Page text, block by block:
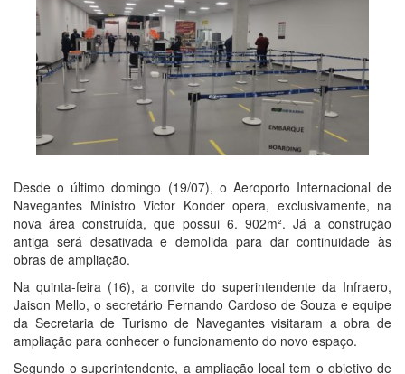
Desde o último domingo (19/07), o Aeroporto Internacional de
Navegantes Ministro Victor Konder opera, exclusivamente, na
nova área construída, que possui 6. 902m². Já a construção
antiga será desativada e demolida para dar continuidade às
obras de ampliação.
Na quinta-feira (16), a convite do superintendente da Infraero,
Jaison Mello, o secretário Fernando Cardoso de Souza e equipe
da Secretaria de Turismo de Navegantes visitaram a obra de
ampliação para conhecer o funcionamento do novo espaço.
Segundo o superintendente, a ampliação local tem o objetivo de